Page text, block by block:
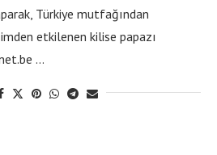
Türkiye mutfağından
etkilenen kilise papazı
…